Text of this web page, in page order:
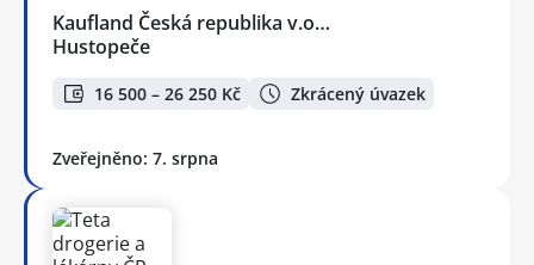
Kaufland Česká republika v.o…
Hustopeče
16 500 – 26 250 Kč Zkrácený úvazek
Zveřejněno: 7. srpna